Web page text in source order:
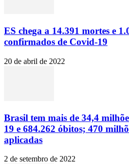
ES chega a 14.391 mortes e
confirmados de Covid-19
20 de abril de 2022
Brasil tem mais de 34,4
19 e 684.262 óbitos; 470
aplicadas
2 de setembro de 2022